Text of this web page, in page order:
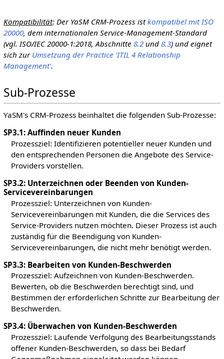
Kompatibilität: Der YaSM CRM-Prozess istkompatibel mit ISO
20000, dem internationalen Service-Management-Standard
(vgl. ISO/IEC 20000-1:2018, Abschnitte 8.2und 8.3) und eignet
sich zur Umsetzung der Practice 'ITIL 4 Relationship
Management'.
Sub-Prozesse
YaSM's CRM-Prozess beinhaltet die folgenden Sub-Prozesse:
SP3.1: Auffinden neuer Kunden
Prozessziel: Identifizieren potentieller neuer Kunden und
den entsprechenden Personen die Angebote des Service-
Providers vorstellen.
SP3.2: Unterzeichnen oder Beenden von Kunden-
Servicevereinbarungen
Prozessziel: Unterzeichnen von Kunden-
Servicevereinbarungen mit Kunden, die die Services des
Service-Providers nutzen möchten. Dieser Prozess ist auch
zuständig für die Beendigung von Kunden-
Servicevereinbarungen, die nicht mehr benötigt werden.
SP3.3: Bearbeiten von Kunden-Beschwerden
Prozessziel: Aufzeichnen von Kunden-Beschwerden.
Bewerten, ob die Beschwerden berechtigt sind, und
Bestimmen der erforderlichen Schritte zur Bearbeitung der
Beschwerden.
SP3.4: Überwachen von Kunden-Beschwerden
Prozessziel: Laufende Verfolgung des Bearbeitungsstands
offener Kunden-Beschwerden, so dass bei Bedarf